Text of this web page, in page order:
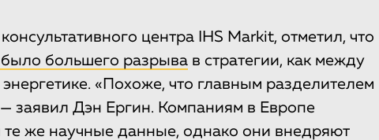
центра IHS Markit, отметил, что
большего разрыва в стратегии, как между
«Похоже, что главным разделителем
— заявил Дэн Ергин. Компаниям в Европе
же научные данные, однако они внедряют